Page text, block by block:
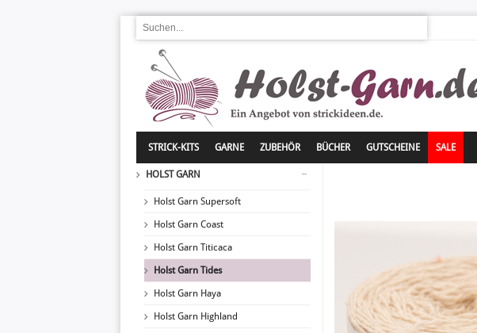
STRICK-KITS GARNE ZUBEHÖR BÜCHER GUTSCHEINE SALE
HOLST GARN
Holst Garn Supersoft
Holst Garn Coast
Holst Garn Titicaca
Holst Garn Tides
Holst Garn Haya
Holst Garn Highland